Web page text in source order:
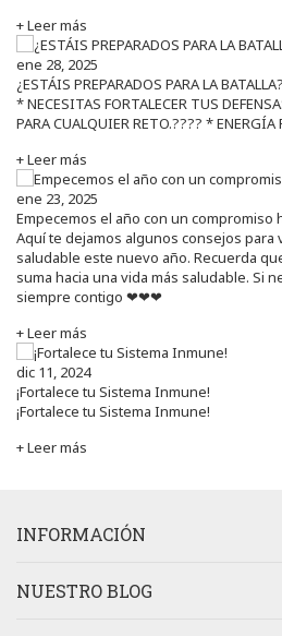
+ Leer más
ene 28, 2025
¿ESTÁIS PREPARADOS PARA LA
* NECESITAS FORTALECER TUS
PARA CUALQUIER RETO.???? * ENERGÍA
+ Leer más
ene 23, 2025
Empecemos el año con un compromiso
Aquí te dejamos algunos consejos para
saludable este nuevo año. Recuerda
suma hacia una vida más saludable. Si
siempre contigo ❤❤❤
+ Leer más
dic 11, 2024
¡Fortalece tu Sistema Inmune!
¡Fortalece tu Sistema Inmune!
+ Leer más
INFORMACIÓN
NUESTRO BLOG